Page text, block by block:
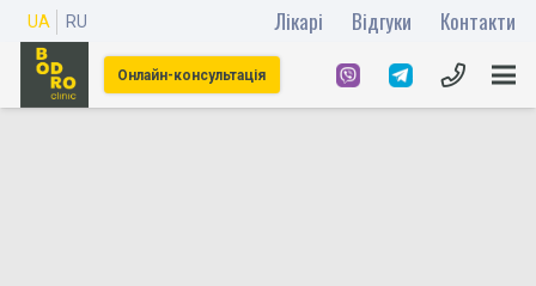
UA RU Лікарі Відгуки Контакти
Онлайн-консультація